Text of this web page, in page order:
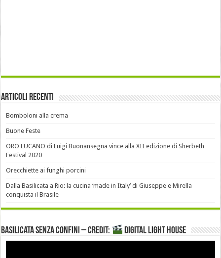
Articoli recenti
Bomboloni alla crema
Buone Feste
ORO LUCANO di Luigi Buonansegna vince alla XII edizione di Sherbeth
Festival 2020
Orecchiette ai funghi porcini
Dalla Basilicata a Rio: la cucina ‘made in Italy’ di Giuseppe e Mirella
conquista il Brasile
Basilicata senza confini – Credit: DIGITAL LIGHT HOUSE